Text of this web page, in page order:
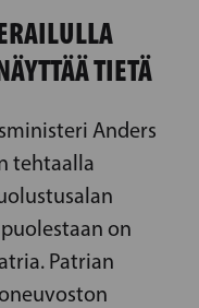
TIETÄ
Anders
tehtaalla
on
Patrian